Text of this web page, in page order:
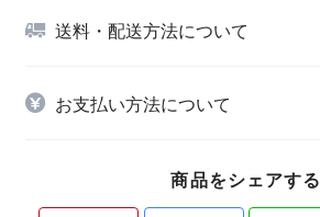
送料・配送方法について
お支払い方法について
商品をシェアする